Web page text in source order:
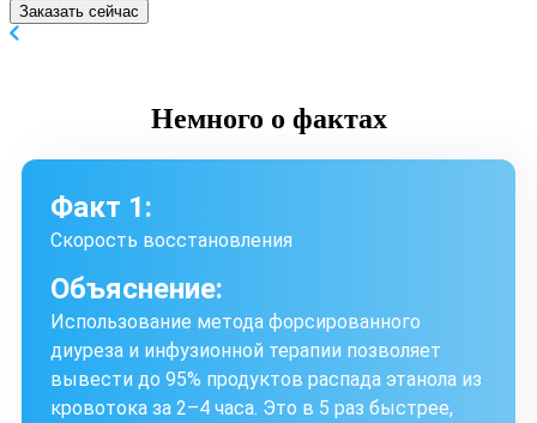
Заказать сейчас
Немного о фактах
Факт 1:
Скорость восстановления
Объяснение:
Использование метода форсированного
диуреза и инфузионной терапии позволяет
вывести до 95% продуктов распада этанола из
кровотока за 2–4 часа. Это в 5 раз быстрее,